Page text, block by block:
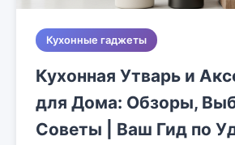
Кухонные гаджеты
Кухонная Утварь и
для Дома: Обзоры,
Советы | Ваш Гид по